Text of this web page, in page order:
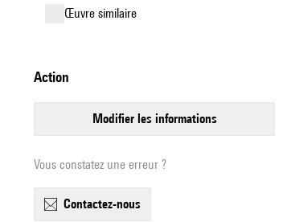
œuvre similaire
action
modifier les informations
Vous constatez une erreur ?
contactez-nous